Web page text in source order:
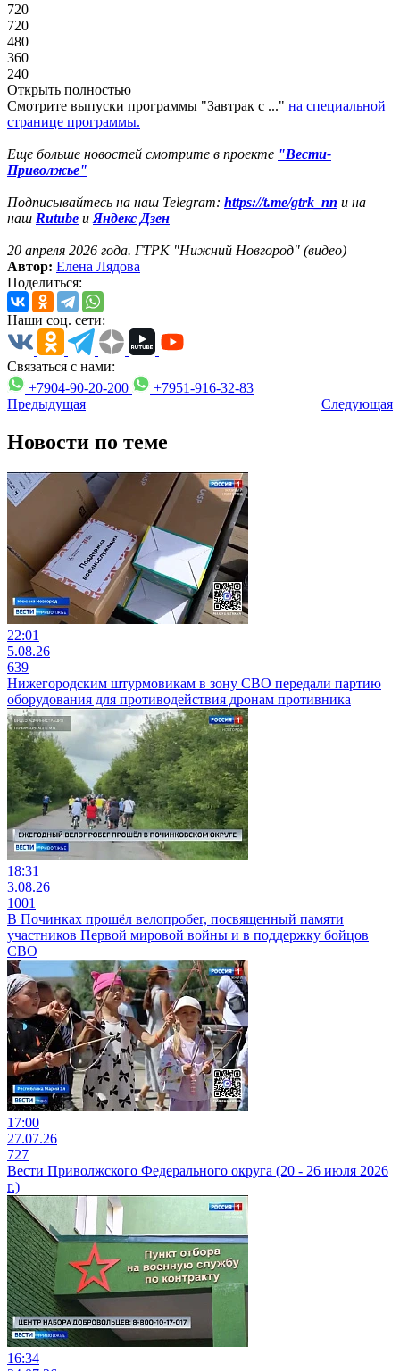
720
720
480
360
240
Открыть полностью
Смотрите выпуски программы "Завтрак с ..." на специальной
странице программы.
Еще больше новостей смотрите в проекте "Вести-
Приволжье"
Подписывайтесь на наш Telegram: https://t.me/gtrk_nn и на
наш Rutube и Яндекс Дзен
20 апреля 2026 года. ГТРК "Нижний Новгород" (видео)
Автор: Елена Лядова
Поделиться:
Наши соц. сети:
Связаться с нами:
+7904-90-20-200
+7951-916-32-83
Предыдущая
Следующая
Новости по теме
22:01
5.08.26
639
Нижегородским штурмовикам в зону СВО передали партию
оборудования для противодействия дронам противника
18:31
3.08.26
1001
В Починках прошёл велопробег, посвященный памяти
участников Первой мировой войны и в поддержку бойцов
СВО
17:00
27.07.26
727
Вести Приволжского Федерального округа (20 - 26 июля 2026
г.)
16:34